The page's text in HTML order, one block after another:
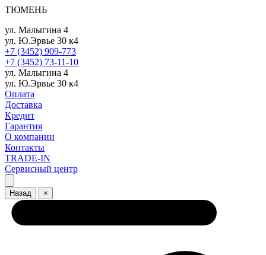
ТЮМЕНЬ
ул. Малыгина 4
ул. Ю.Эрвье 30 к4
+7 (3452) 909-773
+7 (3452) 73-11-10
ул. Малыгина 4
ул. Ю.Эрвье 30 к4
Оплата
Доставка
Кредит
Гарантия
О компании
Контакты
TRADE-IN
Сервисный центр
Назад ×